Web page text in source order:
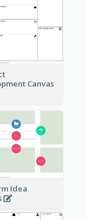
Canvas
Idea